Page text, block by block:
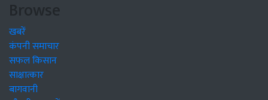
Browse
खबरें
कंपनी समाचार
सफल किसान
साक्षात्कार
बागवानी